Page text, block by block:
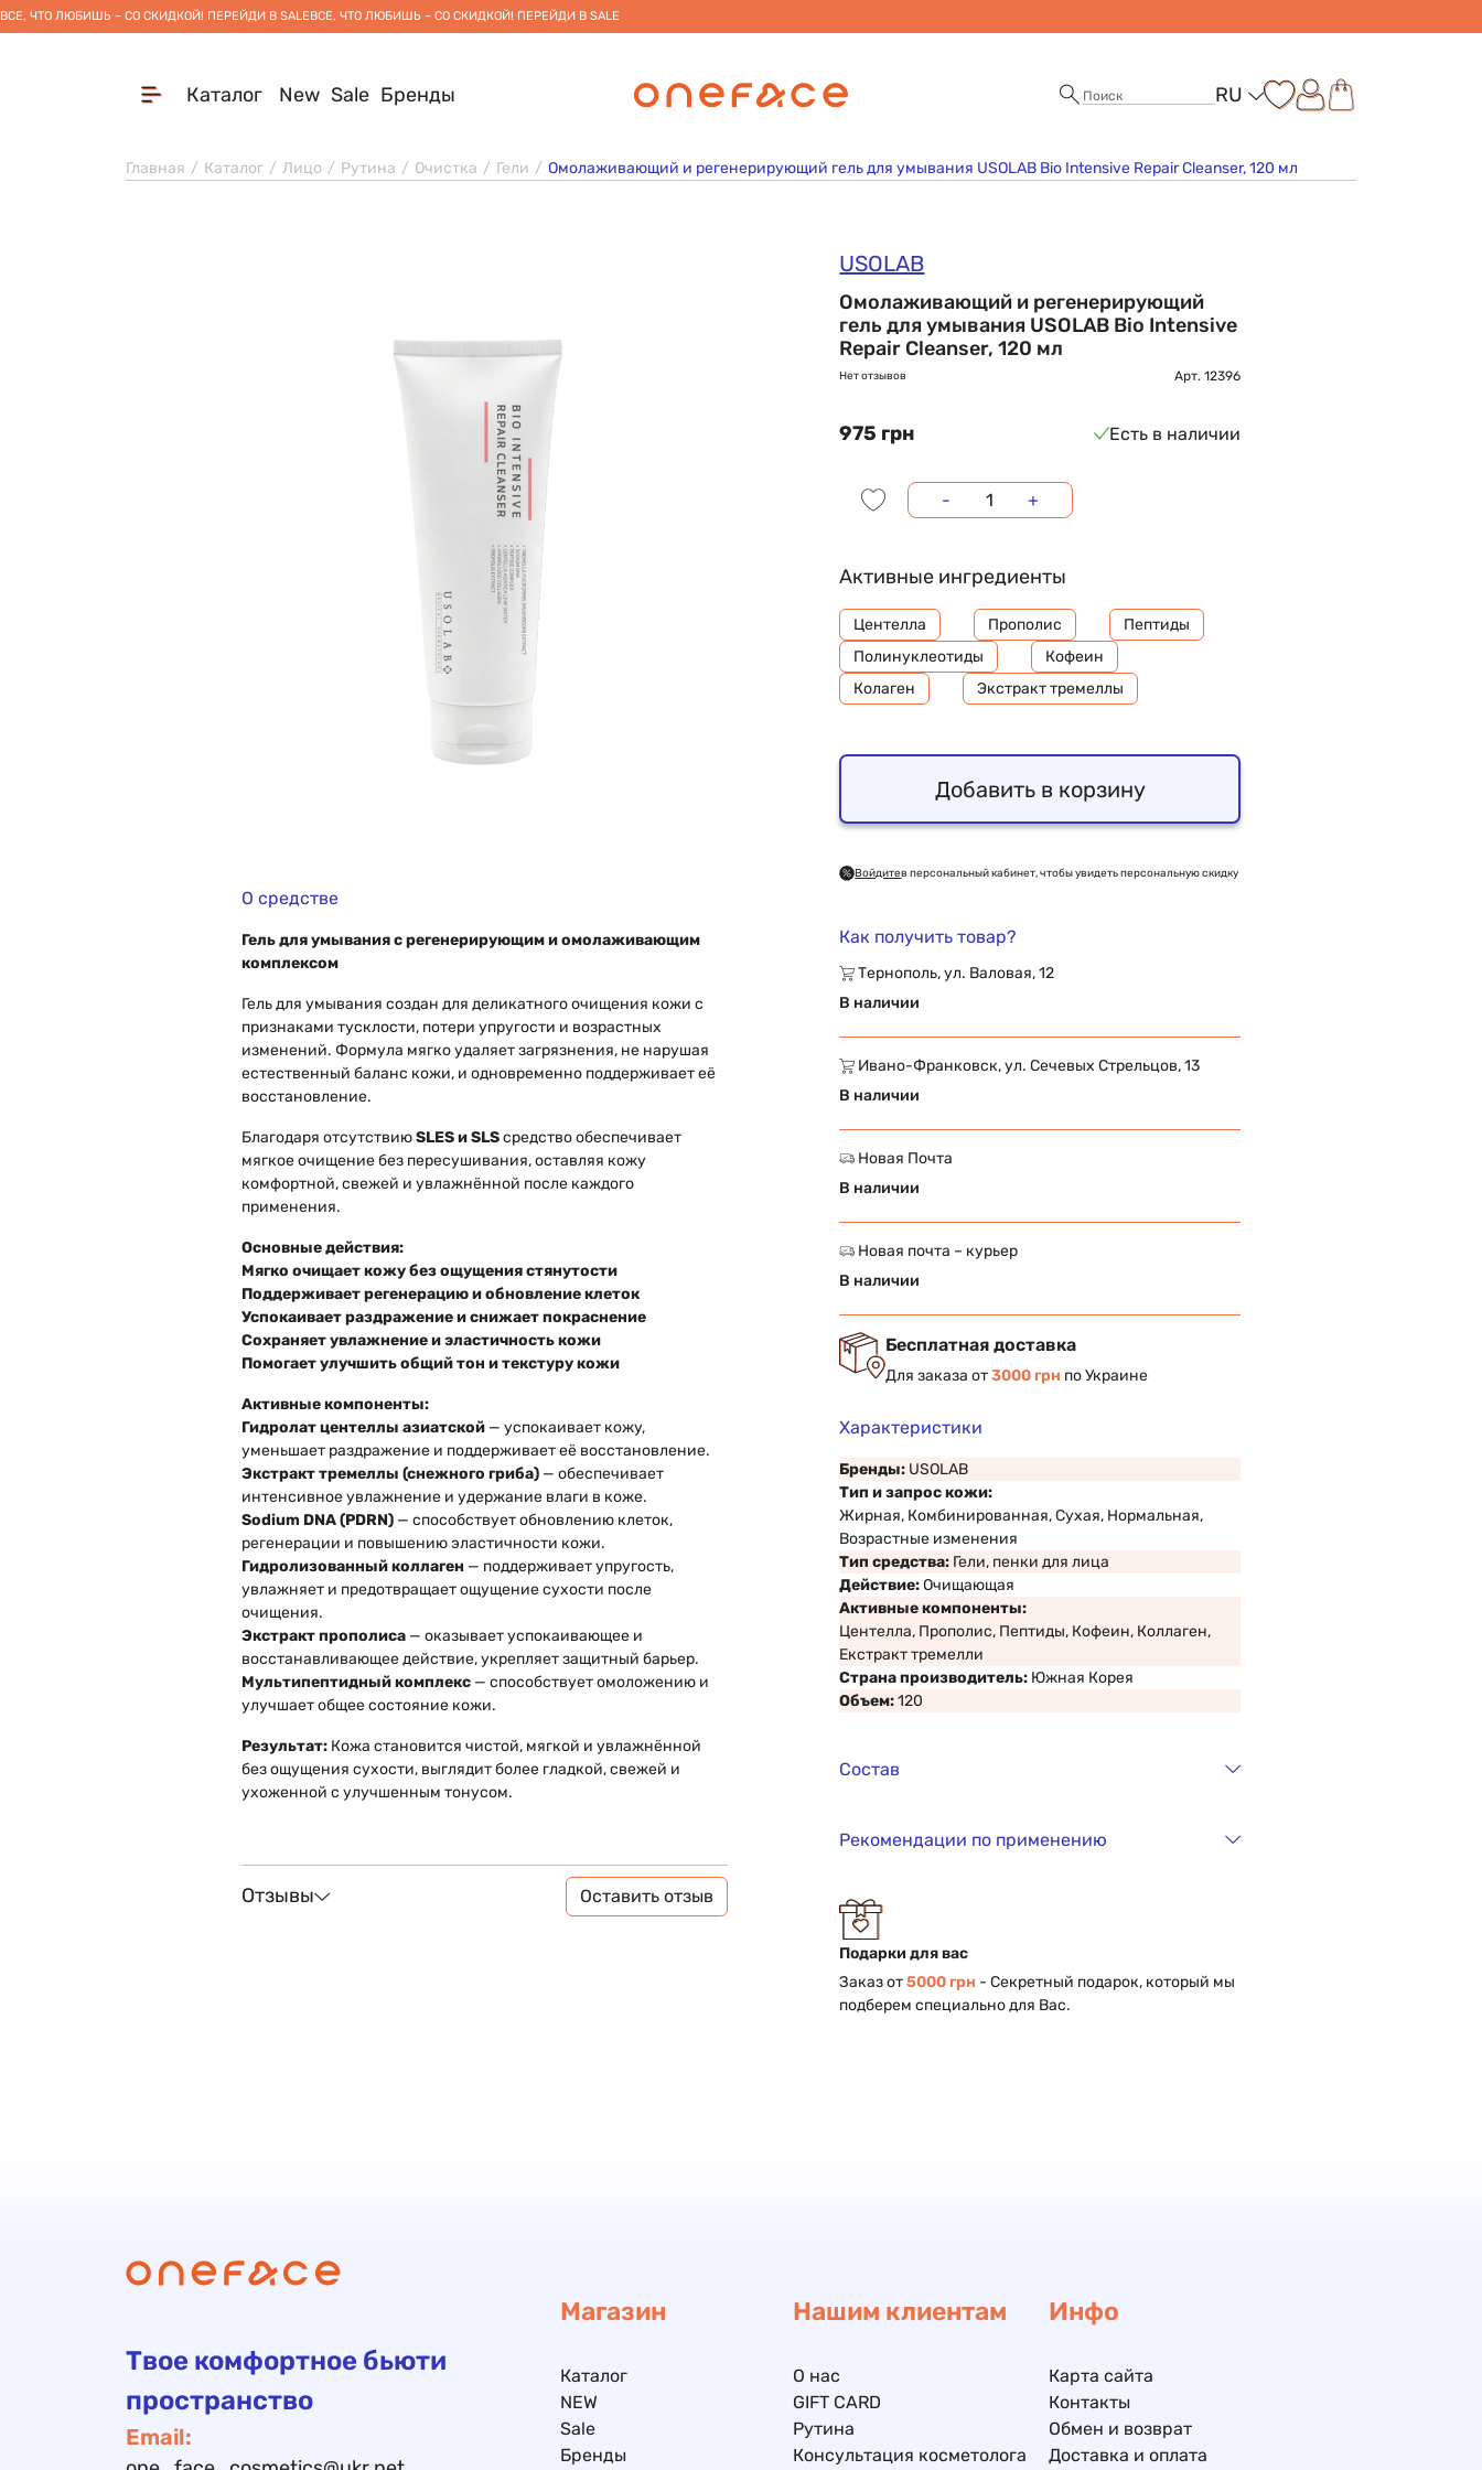
ВСЕ, ЧТО ЛЮБИШЬ – СО СКИДКОЙ! ПЕРЕЙДИ В SALEВСЕ, ЧТО ЛЮБИШЬ – СО СКИДКОЙ! ПЕРЕЙДИ В SALE
Каталог New Sale Бренды RU
Главная Каталог Лицо Рутина Очистка Гели Омолаживающий и регенерирующий гель для умывания USOLAB Bio Intensive Repair Cleanser, 120 мл
О средстве
Гель для умывания с регенерирующим и омолаживающим
комплексом
Гель для умывания создан для деликатного очищения кожи с
признаками тусклости, потери упругости и возрастных
изменений. Формула мягко удаляет загрязнения, не нарушая
естественный баланс кожи, и одновременно поддерживает её
восстановление.
Благодаря отсутствиюSLES и SLSсредство обеспечивает
мягкое очищение без пересушивания, оставляя кожу
комфортной, свежей и увлажнённой после каждого
применения.
Основные действия:
Мягко очищает кожу без ощущения стянутости
Поддерживает регенерацию и обновление клеток
Успокаивает раздражение и снижает покраснение
Сохраняет увлажнение и эластичность кожи
Помогает улучшить общий тон и текстуру кожи
Активные компоненты:
Гидролат центеллы азиатской— успокаивает кожу,
уменьшает раздражение и поддерживает её восстановление.
Экстракт тремеллы (снежного гриба)— обеспечивает
интенсивное увлажнение и удержание влаги в коже.
Sodium DNA (PDRN)— способствует обновлению клеток,
регенерации и повышению эластичности кожи.
Гидролизованный коллаген — поддерживает упругость,
увлажняет и предотвращает ощущение сухости после
очищения.
Экстракт прополиса— оказывает успокаивающее и
восстанавливающее действие, укрепляет защитный барьер.
Мультипептидный комплекс— способствует омоложению и
улучшает общее состояние кожи.
Результат:Кожа становится чистой, мягкой и увлажнённой
без ощущения сухости, выглядит более гладкой, свежей и
ухоженной с улучшенным тонусом.
Отзывы Оставить отзыв
USOLAB
Омолаживающий и регенерирующий
гель для умывания USOLAB Bio Intensive
Repair Cleanser, 120 мл
Нет отзывов Арт. 12396
975 грн Есть в наличии
- +
Активные ингредиенты
Центелла Прополис
Пептиды
Полинуклеотиды
Кофеин
Колаген
Экстракт тремеллы
Добавить в корзину
Войдитев персональный кабинет, чтобы увидеть персональную скидку
Как получить товар?
Тернополь, ул. Валовая, 12
В наличии
Ивано-Франковск, ул. Сечевых Стрельцов, 13
В наличии
Новая Почта
В наличии
Новая почта – курьер
В наличии
Бесплатная доставка
Для заказа от3000 грн по Украине
Характеристики
Бренды: USOLAB
Тип и запрос кожи:
Жирная, Комбинированная, Сухая, Нормальная,
Возрастные изменения
Тип средства: Гели, пенки для лица
Действие:Очищающая
Активные компоненты:
Центелла, Прополис, Пептиды, Кофеин, Коллаген,
Екстракт тремелли
Страна производитель: Южная Корея
Объем:120
Состав
Рекомендации по применению
Подарки для вас
Заказ от5000 грн - Секретный подарок, который мы
подберем специально для Вас.
Твое комфортное бьюти
пространство
Email:
Магазин
Каталог
NEW
Sale
Бренды
Нашим клиентам
О нас
GIFT CARD
Рутина
Консультация косметолога
Инфо
Карта сайта
Контакты
Обмен и возврат
Доставка и оплата